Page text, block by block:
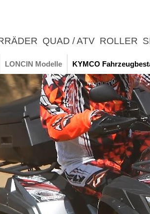
QUAD / ATV ROLLER
ERLEBNIS
LONCIN Modelle KYMCO